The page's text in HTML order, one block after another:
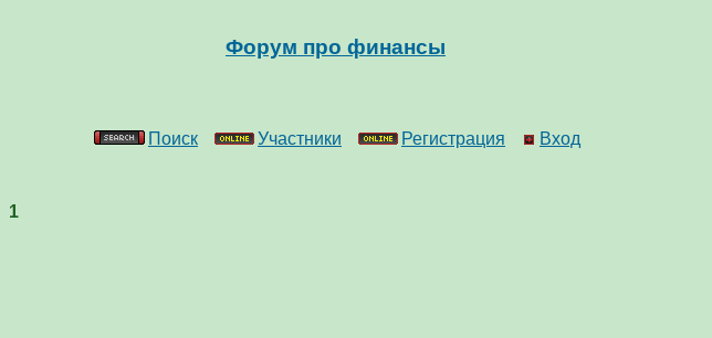
Форум про финансы
Поиск Участники Регистрация Вход
1